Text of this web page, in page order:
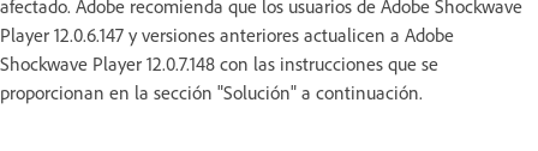
afectado. Adobe recomienda que los usuarios de Adobe Shockwave
Player 12.0.6.147 y versiones anteriores actualicen a Adobe
Shockwave Player 12.0.7.148 con las instrucciones que se
proporcionan en la sección "Solución" a continuación.